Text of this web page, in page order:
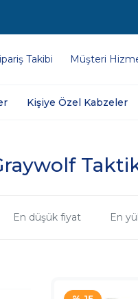
Takibi Müşteri
Kişiye Özel Kabzeler
En düşük fiyat En